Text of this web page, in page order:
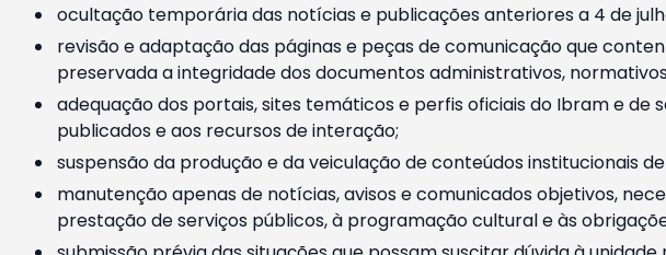
ocultação temporária das notícias e publicações anteriores a 4 de
revisão e adaptação das páginas e peças de comunicação que
preservada a integridade dos documentos administrativos,
adequação dos portais, sites temáticos e perfis oficiais do Ibram e de
publicados e aos recursos de interação;
suspensão da produção e da veiculação de conteúdos institucionais
manutenção apenas de notícias, avisos e comunicados objetivos,
prestação de serviços públicos, à programação cultural e às